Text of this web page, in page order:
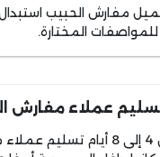
مفارش الحبيب
المختارة.
عملاء مفارش
يتم في خلال 4 إلى 8